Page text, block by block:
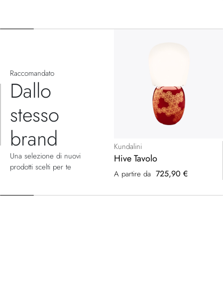
Raccomandato
Dallo
stesso
brand
Una selezione di nuovi
prodotti scelti per te
Kundalini
Hive Tavolo
A partire da 725,90 €